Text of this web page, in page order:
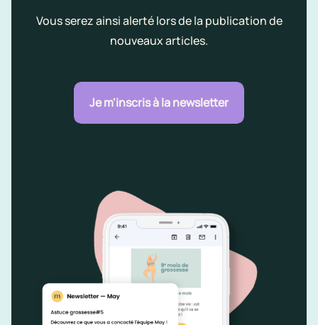
Vous serez ainsi alerté lors de la publication de
nouveaux articles.
Je m'inscris à la newsletter